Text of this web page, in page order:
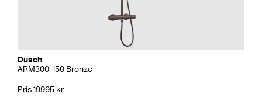
Dusch
ARM300-150 Bronze
Pris 19995 kr